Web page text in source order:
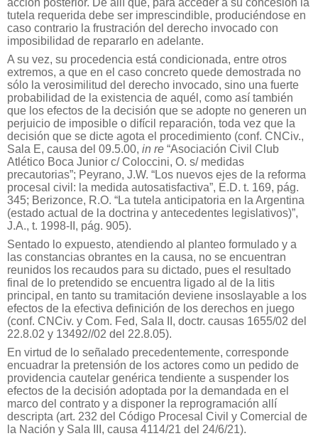
tutela requerida debe ser imprescindible, produciéndose en
caso contrario la frustración del derecho invocado con
imposibilidad de repararlo en adelante.
A su vez, su procedencia está condicionada, entre otros
extremos, a que en el caso concreto quede demostrada no
sólo la verosimilitud del derecho invocado, sino una fuerte
probabilidad de la existencia de aquél, como así también
que los efectos de la decisión que se adopte no generen un
perjuicio de imposible o difícil reparación, toda vez que la
decisión que se dicte agota el procedimiento (conf. CNCiv.,
Sala E, causa del 09.5.00, in re “Asociación Civil Club
Atlético Boca Junior c/ Coloccini, O. s/ medidas
precautorias”; Peyrano, J.W. “Los nuevos ejes de la reforma
procesal civil: la medida autosatisfactiva”, E.D. t. 169, pág.
345; Berizonce, R.O. “La tutela anticipatoria en la Argentina
(estado actual de la doctrina y antecedentes legislativos)”,
J.A., t. 1998-II, pág. 905).
Sentado lo expuesto, atendiendo al planteo formulado y a
las constancias obrantes en la causa, no se encuentran
reunidos los recaudos para su dictado, pues el resultado
final de lo pretendido se encuentra ligado al de la litis
principal, en tanto su tramitación deviene insoslayable a los
efectos de la efectiva definición de los derechos en juego
(conf. CNCiv. y Com. Fed, Sala II, doctr. causas 1655/02 del
22.8.02 y 13492//02 del 22.8.05).
En virtud de lo señalado precedentemente, corresponde
encuadrar la pretensión de los actores como un pedido de
providencia cautelar genérica tendiente a suspender los
efectos de la decisión adoptada por la demandada en el
marco del contrato y a disponer la reprogramación allí
descripta (art. 232 del Código Procesal Civil y Comercial de
la Nación y Sala III, causa 4114/21 del 24/6/21).